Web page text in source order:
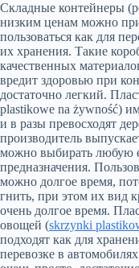
Складные контейнеры
низким ценам можно
пользоваться как для
их хранения. Такие
качественных
вредит здоровью при
достаточно легкий.
plastikowe na żywność)
и в разы превосходят
производитель
можно выбирать любую
предназначения.
можно долгое время,
гнить, при этом их вид
очень долгое время.
овощей (skrzynki
подходят как для
перевозке в